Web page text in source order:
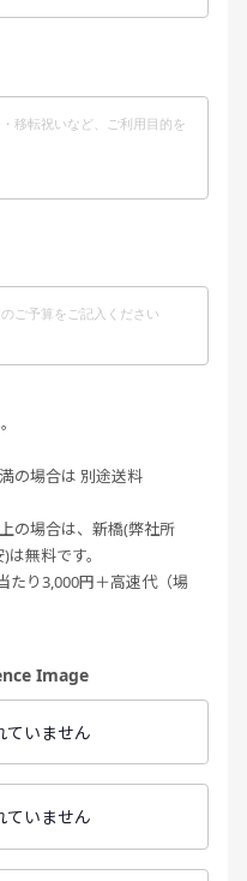
の場合は 別途送料
の場合は、新橋(弊社所
無料です。
たり3,000円＋高速代（場
Image
ていません
ていません